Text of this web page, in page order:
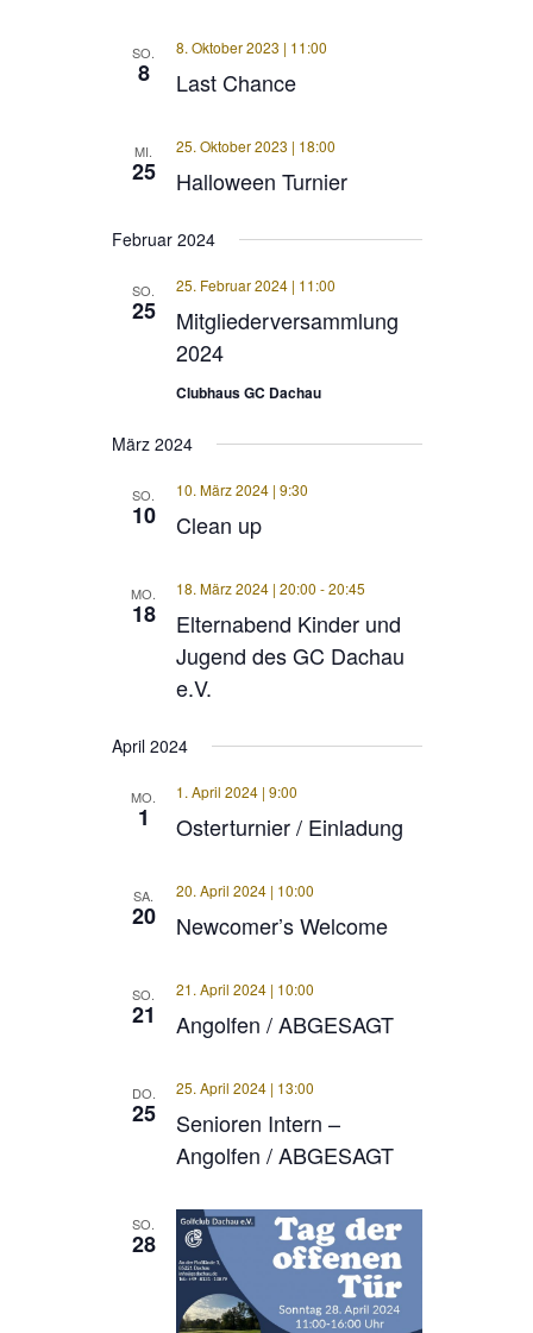
SO.
8 Last Chance
8. Oktober 2023 | 11:00
MI.
25 Halloween Turnier
25. Oktober 2023 | 18:00
Februar 2024
SO.
25
Mitgliederversammlung
2024
25. Februar 2024 | 11:00
Clubhaus GC Dachau
März 2024
SO.
10 Clean up
10. März 2024 | 9:30
MO.
18
Elternabend Kinder und
Jugend des GC Dachau
e.V.
18. März 2024 | 20:00 -20:45
April 2024
MO.
1 Osterturnier / Einladung
1. April 2024 | 9:00
SA.
20 Newcomer’s Welcome
20. April 2024 | 10:00
SO.
21 Angolfen / ABGESAGT
21. April 2024 | 10:00
DO.
25
Senioren Intern –
Angolfen / ABGESAGT
25. April 2024 | 13:00
SO.
28